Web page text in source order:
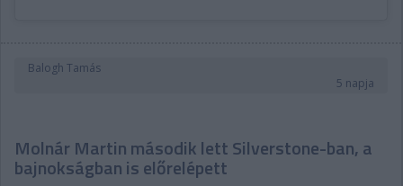
Balogh Tamás
5 napja
Molnár Martin második lett Silverstone-ban, a
bajnokságban is előrelépett